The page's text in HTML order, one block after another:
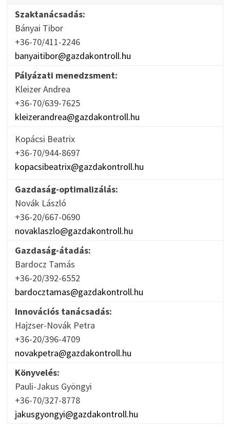
Szaktanácsadás:
Bányai Tibor
+36-70/411-2246
banyaitibor@gazdakontroll.hu
Pályázati menedzsment:
Kleizer Andrea
+36-70/639-7625
kleizerandrea@gazdakontroll.hu
Kopácsi Beatrix
+36-70/944-8697
kopacsibeatrix@gazdakontroll.hu
Gazdaság-optimalizálás:
Novák László
+36-20/667-0690
novaklaszlo@gazdakontroll.hu
Gazdaság-átadás:
Bardocz Tamás
+36-20/392-6552
bardocztamas@gazdakontroll.hu
Innovációs tanácsadás:
Hajzser-Novák Petra
+36-20/396-4709
novakpetra@gazdakontroll.hu
Könyvelés:
Pauli-Jakus Gyöngyi
+36-70/327-8778
jakusgyongyi@gazdakontroll.hu